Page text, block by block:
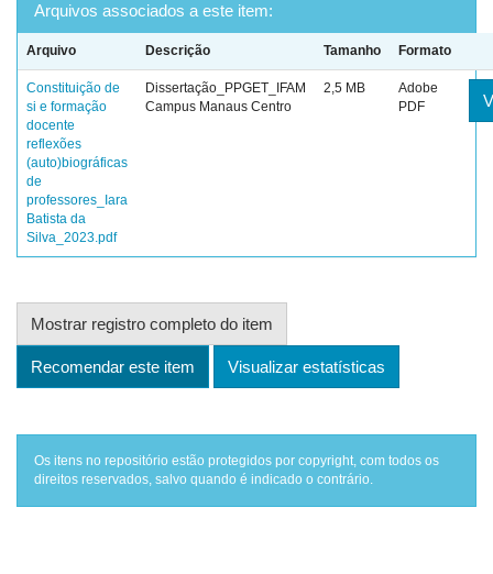
Arquivos associados a este item:
Arquivo Descrição Tamanho Formato
Constituição de
si e formação
docente
reflexões
(auto)biográficas
de
professores_Iara
Batista da
Silva_2023.pdf
Dissertação_PPGET_IFAM
Campus Manaus Centro
2,5 MB
Adobe
PDF
Mostrar registro completo do item
Recomendar este item Visualizar estatísticas
Os itens no repositório estão protegidos por copyright, com todos os
direitos reservados, salvo quando é indicado o contrário.